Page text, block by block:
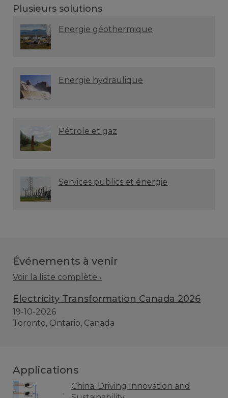
Plusieurs solutions
Energie géothermique
Energie hydraulique
Pétrole et gaz
Services publics et énergie
Événements à venir
Voir la liste complète ›
Electricity Transformation Canada 2026
19-10-2026
Toronto, Ontario, Canada
Applications
China: Driving Innovation and